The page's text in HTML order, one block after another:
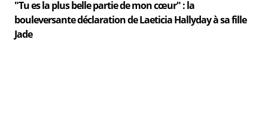
"Tu es la plus belle partie de mon cœur" : la
bouleversante déclaration de Laeticia Hallyday à sa fille
Jade